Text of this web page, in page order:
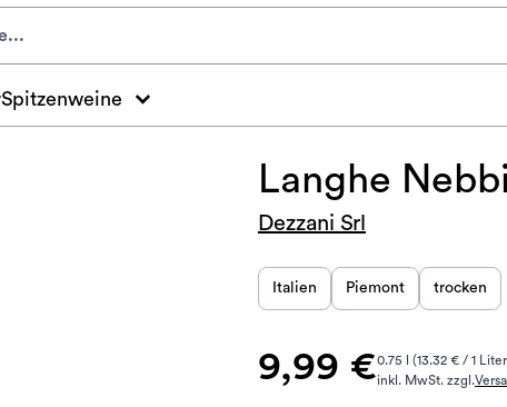
Spitzenweine
Langhe
Dezzani Srl
Italien Piemont trocken
9,99 €0.75 l (13.32 € / 1
inkl. MwSt. zzgl.